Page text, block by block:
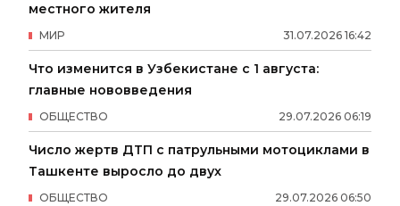
местного жителя
31.07.2026 16:42
МИР
Что изменится в Узбекистане с 1 августа:
главные нововведения
29.07.2026 06:19
ОБЩЕСТВО
Число жертв ДТП с патрульными мотоциклами в
Ташкенте выросло до двух
29.07.2026 06:50
ОБЩЕСТВО